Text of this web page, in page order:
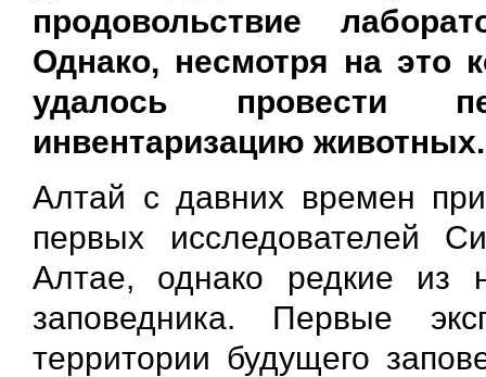
продовольствие
Однако, несмотря на это
удалось провести
инвентаризацию животных.
Алтай с давних времен
первых исследователей
Алтае, однако редкие из
заповедника. Первые
территории будущего